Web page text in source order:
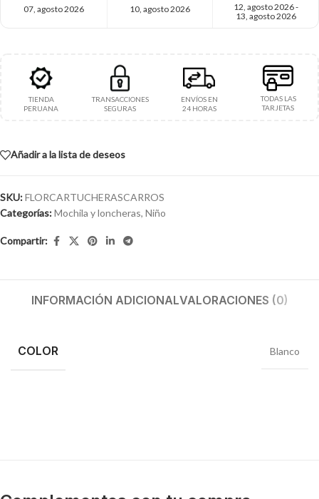
07, agosto 2026 10, agosto 2026
12, agosto 2026 -
13, agosto 2026
TIENDA
PERUANA
TRANSACCIONES
SEGURAS
ENVÍOS EN
24 HORAS
TODAS LAS
TARJETAS
Añadir a la lista de deseos
SKU:FLORCARTUCHERASCARROS
Categorías:Mochila y loncheras, Niño
Compartir:
INFORMACIÓN ADICIONALVALORACIONES (0)
COLOR Blanco